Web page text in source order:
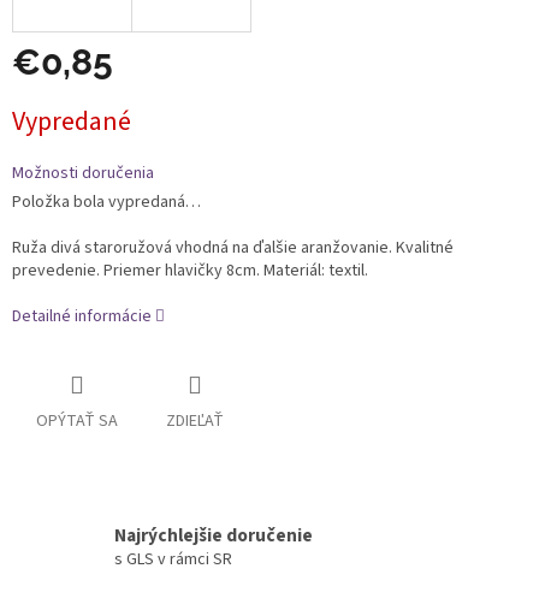
€0,85
cena:
Vypredané
Možnosti doručenia
Položka bola vypredaná…
Ruža divá staroružová vhodná na ďalšie aranžovanie. Kvalitné
prevedenie. Priemer hlavičky 8cm. Materiál: textil.
Detailné informácie
OPÝTAŤ SA ZDIEĽAŤ
Najrýchlejšie doručenie
s GLS v rámci SR